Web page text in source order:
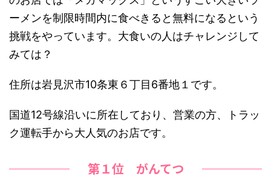
ーメンを制限時間内に食べきると無料になるという
挑戦をやっています。大食いの人はチャレンジして
みては？
住所は岩見沢市10条東６丁目6番地１です。
国道12号線沿いに所在しており、営業の方、トラッ
ク運転手から大人気のお店です。
第１位 がんてつ